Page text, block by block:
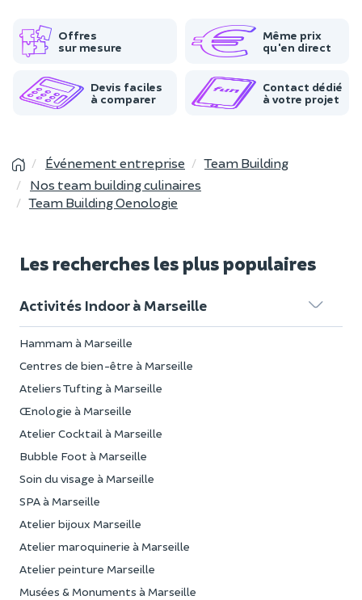
Offres
sur mesure
Même prix
qu'en direct
Devis faciles
à comparer
Contact dédié
à votre projet
Événement entreprise
Team Building
Nos team building culinaires
Team Building Oenologie
Les recherches les plus populaires
Activités Indoor à Marseille
Hammam à Marseille
Centres de bien-être à Marseille
Ateliers Tufting à Marseille
Œnologie à Marseille
Atelier Cocktail à Marseille
Bubble Foot à Marseille
Soin du visage à Marseille
SPA à Marseille
Atelier bijoux Marseille
Atelier maroquinerie à Marseille
Atelier peinture Marseille
Musées & Monuments à Marseille